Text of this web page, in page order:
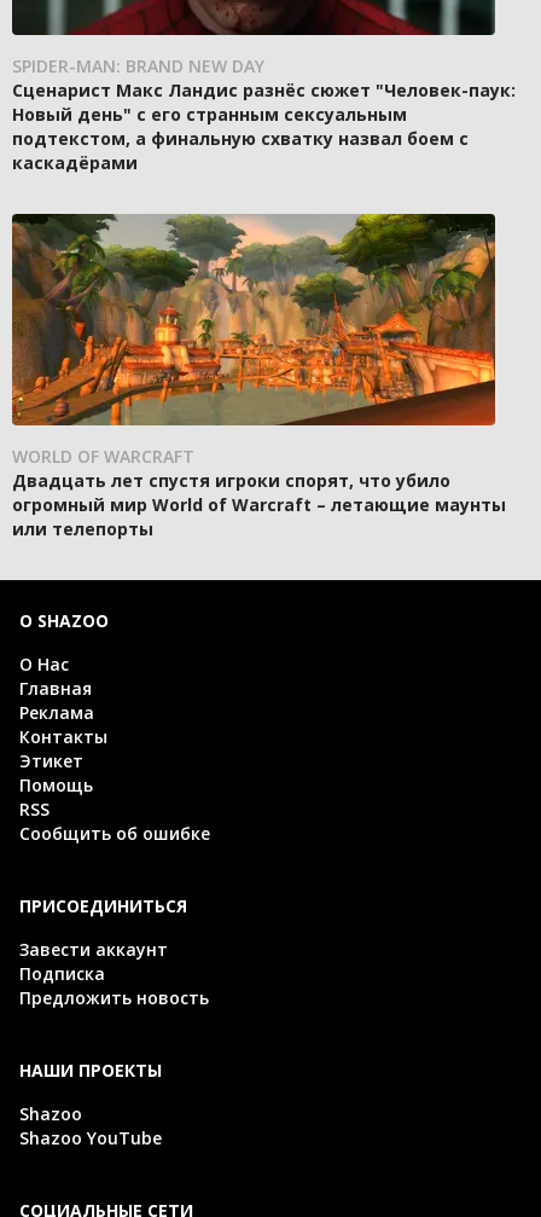
SPIDER-MAN: BRAND NEW DAY
Сценарист Макс Ландис разнёс сюжет "Человек-паук:
Новый день" с его странным сексуальным
подтекстом, а финальную схватку назвал боем с
каскадёрами
WORLD OF WARCRAFT
Двадцать лет спустя игроки спорят, что убило
огромный мир World of Warcraft – летающие маунты
или телепорты
О SHAZOO
О Нас
Главная
Реклама
Контакты
Этикет
Помощь
RSS
Сообщить об ошибке
ПРИСОЕДИНИТЬСЯ
Завести аккаунт
Подписка
Предложить новость
НАШИ ПРОЕКТЫ
Shazoo
Shazoo YouTube
СОЦИАЛЬНЫЕ СЕТИ